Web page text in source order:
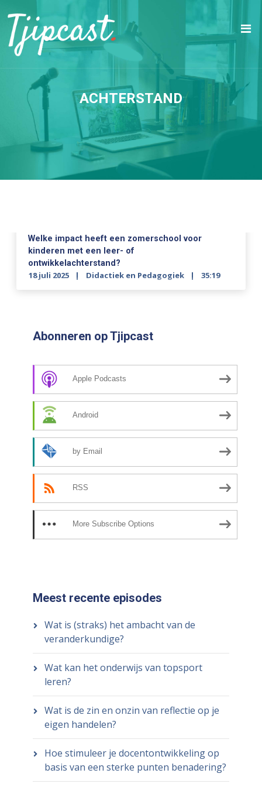
ACHTERSTAND
Welke impact heeft een zomerschool voor
kinderen met een leer- of
ontwikkelachterstand?
18 juli 2025 Didactiek en Pedagogiek 35:19
Abonneren op Tjipcast
Apple Podcasts
Android
by Email
RSS
More Subscribe Options
Meest recente episodes
Wat is (straks) het ambacht van de
veranderkundige?
Wat kan het onderwijs van topsport
leren?
Wat is de zin en onzin van reflectie op je
eigen handelen?
Hoe stimuleer je docentontwikkeling op
basis van een sterke punten benadering?